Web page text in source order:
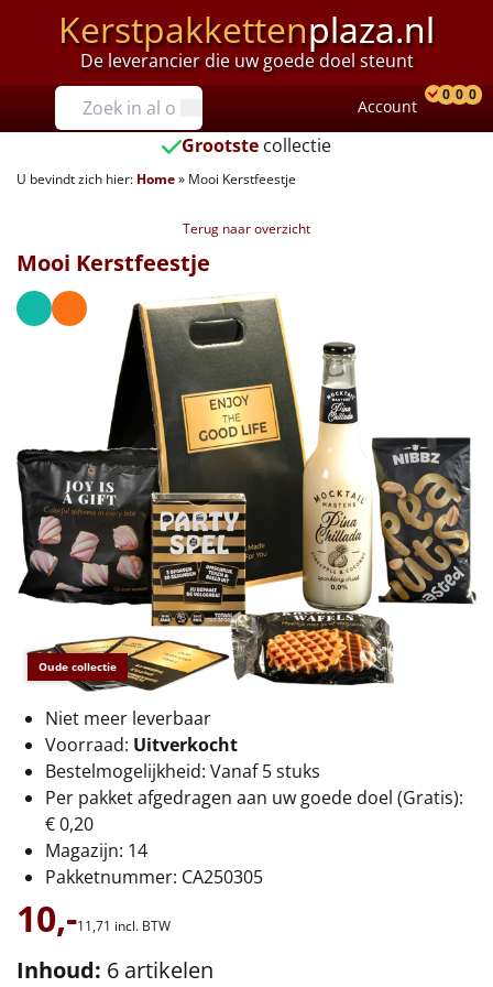
Kerstpakkettenplaza.nl
De leverancier die uw goede doel steunt
Prijzen
Tot €25
€25 tot €35
€40 tot €45
€50 tot €55
€55 tot €75
€75 tot €100
€100 en hoger
Alle kerstpakketten 2026
Thema
Origineel
Rituals
Luxe
Mannen
Vrouwen
Duurzaam
Account
0 0 0
Grootste collectie
U bevindt zich hier: Home» Mooi Kerstfeestje
Terug naar overzicht
Oude collectie
Mooi Kerstfeestje
Niet meer leverbaar
Voorraad: Uitverkocht
Bestelmogelijkheid: Vanaf 5 stuks
Per pakket afgedragen aan uw goede doel (Gratis):
€ 0,20
Magazijn: 14
Pakketnummer: CA250305
10,-11,71 incl. BTW
Inhoud: 6 artikelen